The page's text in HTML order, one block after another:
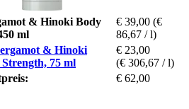
& Hinoki Body
ml
€ 39,00 (€
86,67 / l)
& Hinoki
75 ml
€ 23,00
(€ 306,67 / l)
€ 62,00